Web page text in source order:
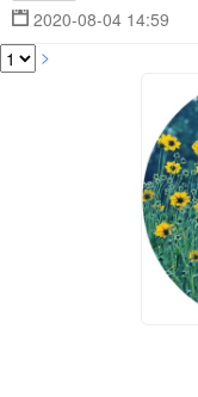
2020-08-04 14:59
>